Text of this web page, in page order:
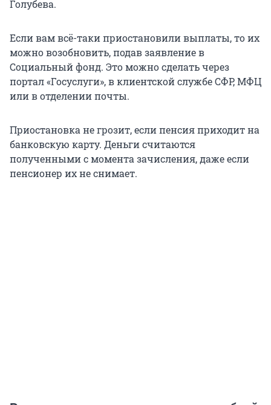
Голубева.
Если вам всё-таки приостановили выплаты, то их
можно возобновить, подав заявление в
Социальный фонд. Это можно сделать через
портал «Госуслуги», в клиентской службе СФР, МФЦ
или в отделении почты.
Приостановка не грозит, если пенсия приходит на
банковскую карту. Деньги считаются
полученными с момента зачисления, даже если
пенсионер их не снимает.